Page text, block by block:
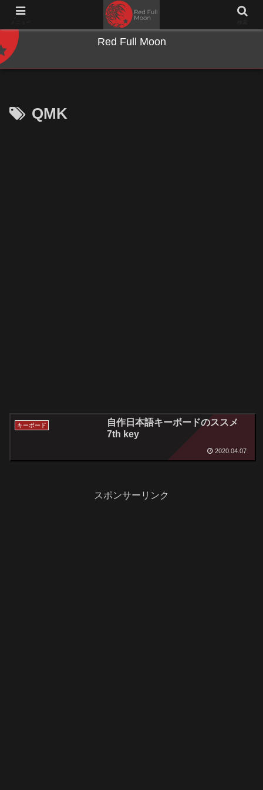
NWとキーボードのジャンク沼に沈む夜
Red Full Moon
QMK
キーボード
自作日本語キーボードのススメ
7th key
2020.04.07
スポンサーリンク